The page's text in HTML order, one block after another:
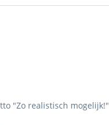
"Zo realistisch mogelijk!"